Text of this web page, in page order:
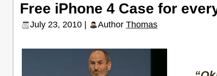
Free iPhone 4 Case for
July 23, 2010 | Author Thomas